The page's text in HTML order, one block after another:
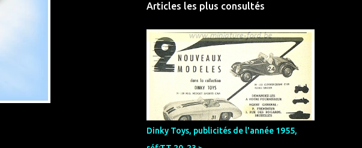
Articles les plus consultés
Dinky Toys, publicités de l'année 1955,